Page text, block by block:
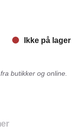
Ikke på lager
butikker og online.